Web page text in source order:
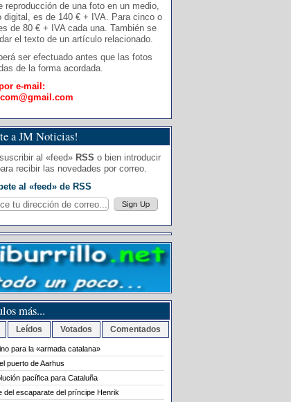
reproducción de una foto en un medio,
digital, es de 140 € + IVA. Para cinco o
de 80 € + IVA cada una. También se
el texto de un artículo relacionado.
ser efectuado antes que las fotos
de la forma acordada.
e-mail:
a JM Noticias!
al «feed» RSS o bien introducir
recibir las novedades por correo.
al «feed» de RSS
más...
Leídos Votados Comentados
para la «armada catalana»
puerto de Aarhus
pacífica para Cataluña
del escaparate del príncipe Henrik